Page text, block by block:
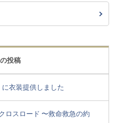
投稿
に衣装提供しました
ロスロード 〜救命救急の約